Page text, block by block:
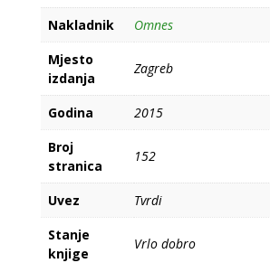
Nakladnik
Omnes
Mjesto
izdanja
Zagreb
Godina
2015
Broj
stranica
152
Uvez
Tvrdi
Stanje
knjige
Vrlo dobro